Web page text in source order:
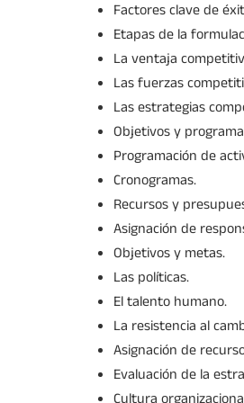
Factores clave de
Etapas de la
La ventaja
Las fuerzas
Las estrategias
Objetivos y
Programación de
Cronogramas.
Recursos y
Asignación de
Objetivos y metas.
Las políticas.
El talento humano.
La resistencia al
Asignación de
Evaluación de la